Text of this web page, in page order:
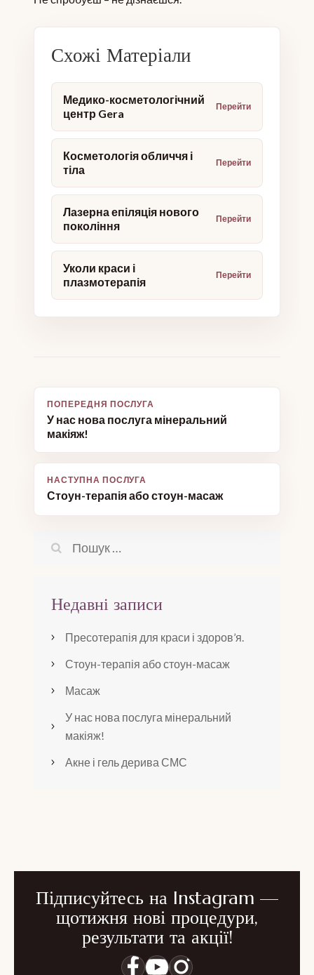
Схожі Матеріали
Медико-косметологічний
центр Gera
Косметологія обличчя і
тіла
Лазерна епіляція нового
покоління
Уколи краси і
плазмотерапія
Навігація
записів
У нас нова послуга мінеральний
макіяж!
Стоун-терапія або стоун-масаж
Пошук:
Недавні записи
Пресотерапія для краси і здоров’я.
Стоун-терапія або стоун-масаж
Масаж
У нас нова послуга мінеральний
макіяж!
Акне і гель дерива СМС
Підписуйтесь на Instagram —
щотижня нові процедури,
результати та акції!